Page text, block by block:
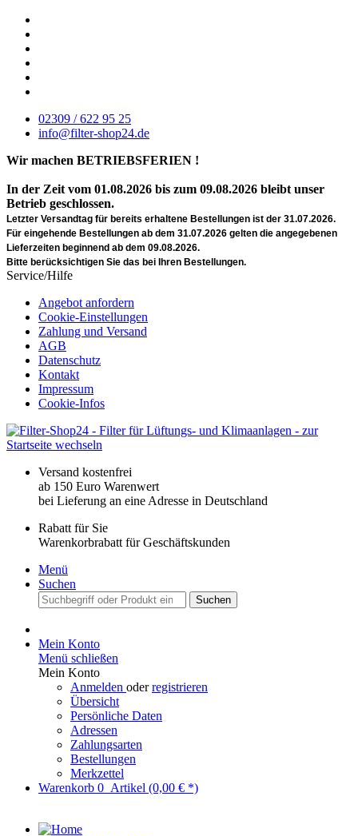
02309 / 622 95 25
info@filter-shop24.de
Wir machen BETRIEBSFERIEN !
In der Zeit vom 01.08.2026 bis zum 09.08.2026 bleibt unser
Betrieb geschlossen.
Letzter Versandtag für bereits erhaltene Bestellungen ist der 31.07.2026.
Für eingehende Bestellungen ab dem 31.07.2026 gelten die angegebenen
Lieferzeiten beginnend ab dem 09.08.2026.
Bitte berücksichtigen Sie das bei Ihren Bestellungen.
Service/Hilfe
Angebot anfordern
Cookie-Einstellungen
Zahlung und Versand
AGB
Datenschutz
Kontakt
Impressum
Cookie-Infos
Versand kostenfrei
ab 150 Euro Warenwert
bei Lieferung an eine Adresse in Deutschland
Rabatt für Sie
Warenkorbrabatt für Geschäftskunden
Menü
Suchen
Suchen
Mein Konto
Menü schließen
Mein Konto
Anmelden oderregistrieren
Übersicht
Persönliche Daten
Adressen
Zahlungsarten
Bestellungen
Merkzettel
Warenkorb 0 Artikel (0,00 € *)